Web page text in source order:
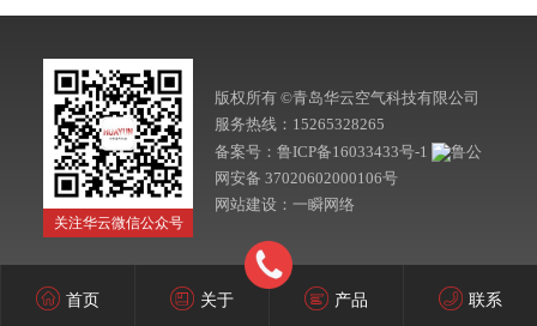
关注华云微信公众号
版权所有 ©青岛华云空气科技有限公司
服务热线：15265328265
备案号：鲁ICP备16033433号-1
鲁公
网安备 37020602000106号
网站建设 ：一瞬网络
首页 关于 产品 联系